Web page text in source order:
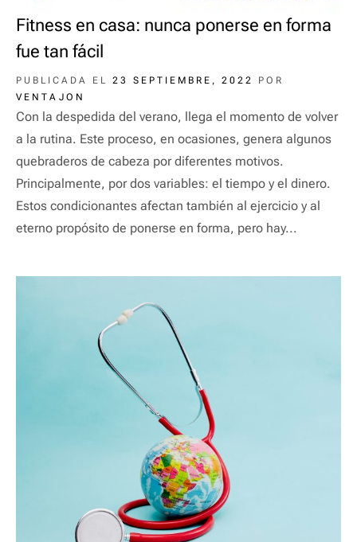
Fitness en casa: nunca ponerse en forma
fue tan fácil
PUBLICADA EL 23 SEPTIEMBRE, 2022
POR
VENTAJON
Con la despedida del verano, llega el momento de volver
a la rutina. Este proceso, en ocasiones, genera algunos
quebraderos de cabeza por diferentes motivos.
Principalmente, por dos variables: el tiempo y el dinero.
Estos condicionantes afectan también al ejercicio y al
eterno propósito de ponerse en forma, pero hay...